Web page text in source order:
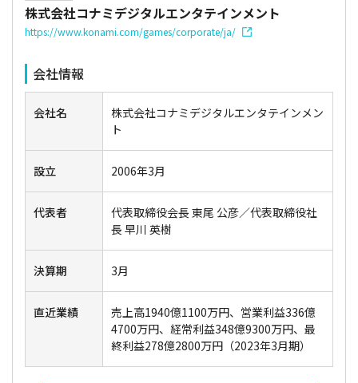
株式会社コナミデジタルエンタテインメント
https://www.konami.com/games/corporate/ja/
会社情報
会社名
株式会社コナミデジタルエンタテインメン
ト
設立 2006年3月
代表者
代表取締役会長 東尾 公彦／代表取締役社
長 早川 英樹
決算期 3月
直近業績
売上高1940億1100万円、営業利益336億
4700万円、経常利益348億9300万円、最
終利益278億2800万円（2023年3月期）